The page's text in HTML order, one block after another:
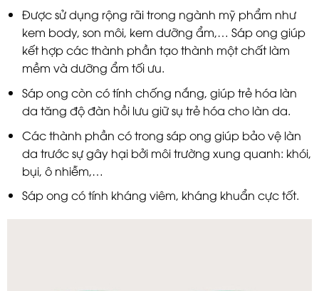
Được sử dụng rộng rãi trong ngành mỹ phẩm như
kem body, son môi, kem dưỡng ẩm,… Sáp ong giúp
kết hợp các thành phần tạo thành một chất làm
mềm và dưỡng ẩm tối ưu.
Sáp ong còn có tính chống nắng, giúp trẻ hóa làn
da tăng độ đàn hồi lưu giữ sụ trẻ hóa cho làn da.
Các thành phần có trong sáp ong giúp bảo vệ làn
da trước sự gây hại bởi môi trường xung quanh: khói,
bụi, ô nhiễm,…
Sáp ong có tính kháng viêm, kháng khuẩn cực tốt.